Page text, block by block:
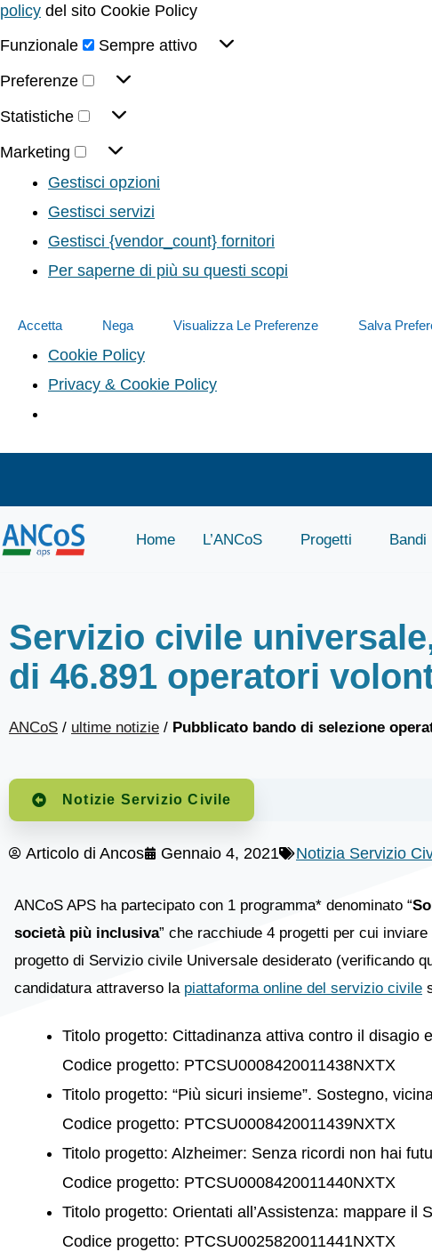
policy del sito Cookie Policy
Funzionale
Sempre attivo
Preferenze
Statistiche
Marketing
Gestisci opzioni
Gestisci servizi
Gestisci {vendor_count} fornitori
Per saperne di più su questi scopi
Accetta Nega Visualizza Le Preferenze Salva
Cookie Policy
Privacy & Cookie Policy
Home L’ANCoS Progetti Bandi
Servizio civile
di 46.891 operatori
ANCoS / ultime notizie / Pubblicato bando di selezione
Notizie Servizio Civile
Articolo di Ancos Gennaio 4, 2021 Notizia Servizio
ANCoS APS ha partecipato con 1 programma* denominato “
società più inclusiva” che racchiude 4 progetti per cui
progetto di Servizio civile Universale desiderato (verificando
candidatura attraverso la piattaforma online del servizio civile
Titolo progetto: Cittadinanza attiva contro il disagio
Codice progetto: PTCSU0008420011438NXTX
Titolo progetto: “Più sicuri insieme”. Sostegno,
Codice progetto: PTCSU0008420011439NXTX
Titolo progetto: Alzheimer: Senza ricordi non hai
Codice progetto: PTCSU0008420011440NXTX
Titolo progetto: Orientati all’Assistenza: mappare il
Codice progetto: PTCSU0025820011441NXTX